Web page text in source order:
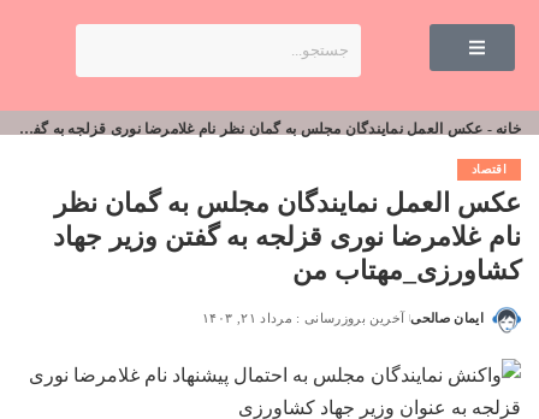
خانه - عکس العمل نمایندگان مجلس به گمان نظر نام غلامرضا نوری قزلجه به گفتن وزیر جهاد کشاورزی_مهتاب من
اقتصاد
عکس العمل نمایندگان مجلس به گمان نظر
نام غلامرضا نوری قزلجه به گفتن وزیر جهاد
کشاورزی_مهتاب من
ایمان صالحی آخرین بروزرسانی : مرداد ۲۱, ۱۴۰۳